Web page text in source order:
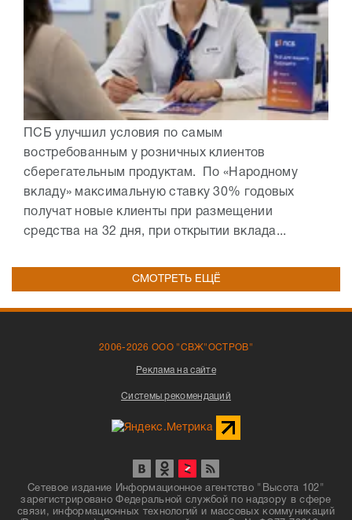
ПСБ улучшил условия по самым
востребованным у розничных клиентов
сберегательным продуктам. По «Народному
вкладу» максимальную ставку 30% годовых
получат новые клиенты при размещении
средства на 32 дня, при открытии вклада...
СМОТРЕТЬ ЕЩЁ
2006-2026 ООО "СВЖ"ОСТРОВ"
Реклама на сайте
Системы рекомендаций
Сетевое издание Информационное агентство "Высота 102"
зарегистрировано Федеральной службой по надзору в сфере
связи, информационных технологий и массовых коммуникаций